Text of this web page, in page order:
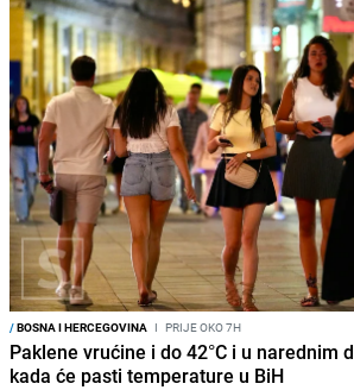
/BOSNA I HERCEGOVINA I PRIJE OKO 7H
Paklene vrućine i do 42°C i u narednim
kada će pasti temperature u BiH